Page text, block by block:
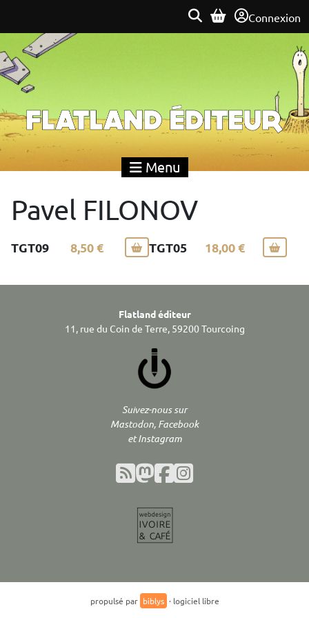
Connexion
Flatland Éditeur
Menu
Pavel FILONOV
TGT09 8,50 € TGT05 18,00 €
Flatland éditeur
11, rue du Coin de Terre, 59200 Tourcoing
Suivez-nous sur
Mastodon, Facebook
et Instagram
propulsé par biblys · logiciel libre